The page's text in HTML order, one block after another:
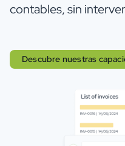
contables, sin
Descubre nuestras